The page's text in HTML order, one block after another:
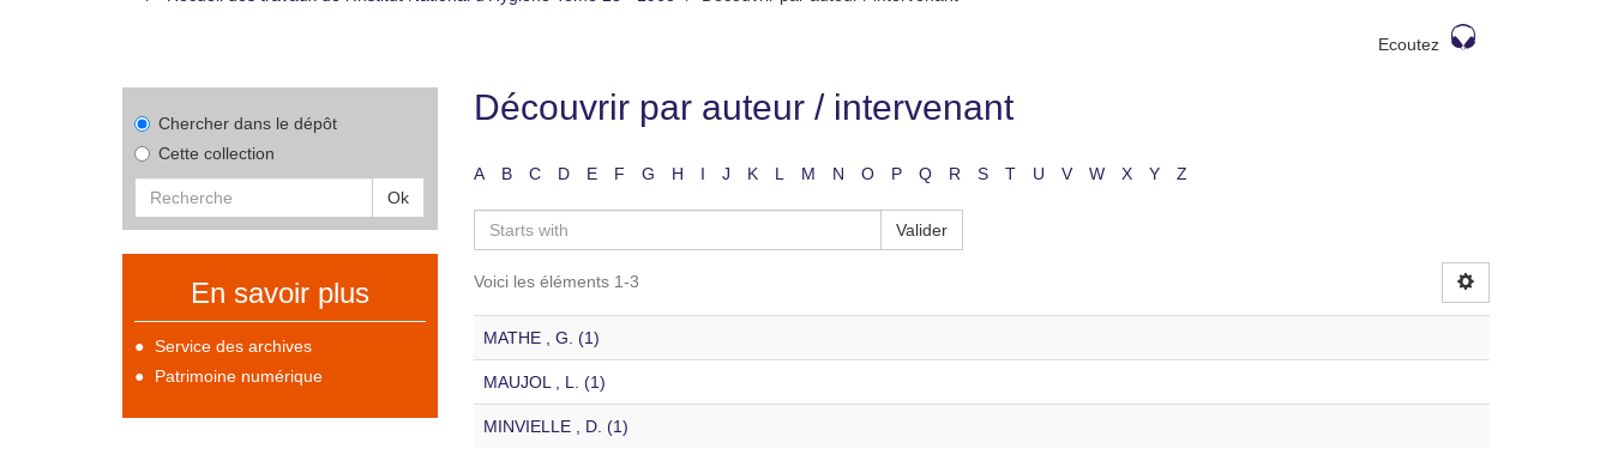
Ecoutez
Chercher dans le dépôt
Cette collection
Ok
En savoir plus
Service des archives
Patrimoine numérique
Découvrir par auteur / intervenant
A B C D E F G H I J K L M N O P Q R S T U V W X Y Z
Valider
Voici les éléments 1-3
MATHE , G. (1)
MAUJOL , L. (1)
MINVIELLE , D. (1)